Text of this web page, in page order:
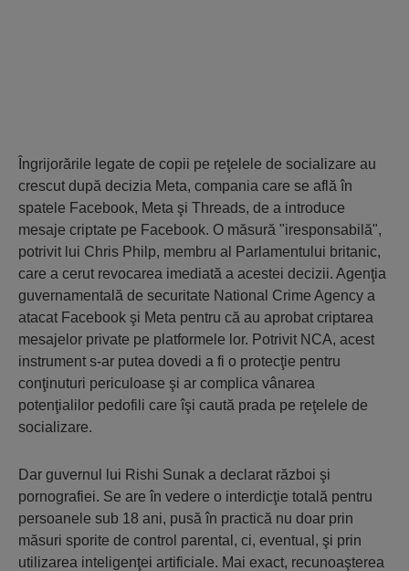
Îngrijorările legate de copii pe reţelele de socializare au
crescut după decizia Meta, compania care se află în
spatele Facebook, Meta şi Threads, de a introduce
mesaje criptate pe Facebook. O măsură "iresponsabilă",
potrivit lui Chris Philp, membru al Parlamentului britanic,
care a cerut revocarea imediată a acestei decizii. Agenţia
guvernamentală de securitate National Crime Agency a
atacat Facebook şi Meta pentru că au aprobat criptarea
mesajelor private pe platformele lor. Potrivit NCA, acest
instrument s-ar putea dovedi a fi o protecţie pentru
conţinuturi periculoase şi ar complica vânarea
potenţialilor pedofili care îşi caută prada pe reţelele de
socializare.
Dar guvernul lui Rishi Sunak a declarat război şi
pornografiei. Se are în vedere o interdicţie totală pentru
persoanele sub 18 ani, pusă în practică nu doar prin
măsuri sporite de control parental, ci, eventual, şi prin
utilizarea inteligenţei artificiale. Mai exact, recunoaşterea